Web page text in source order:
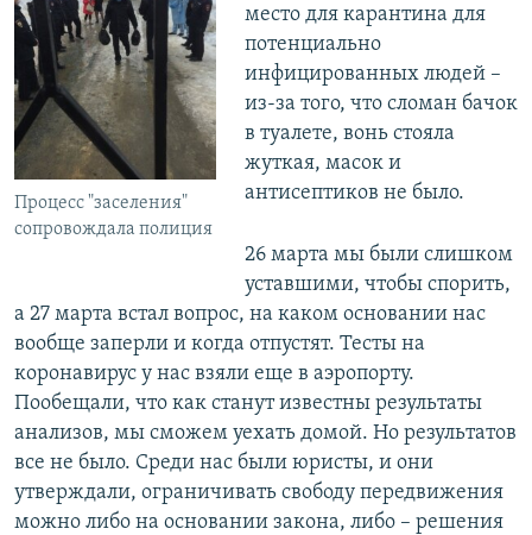
Процесс "заселения"
сопровождала полиция
место для карантина для
потенциально
инфицированных людей –
из-за того, что сломан бачок
в туалете, вонь стояла
жуткая, масок и
антисептиков не было.
26 марта мы были слишком
уставшими, чтобы спорить,
а 27 марта встал вопрос, на каком основании нас
вообще заперли и когда отпустят. Тесты на
коронавирус у нас взяли еще в аэропорту.
Пообещали, что как станут известны результаты
анализов, мы сможем уехать домой. Но результатов
все не было. Среди нас были юристы, и они
утверждали, ограничивать свободу передвижения
можно либо на основании закона, либо – решения